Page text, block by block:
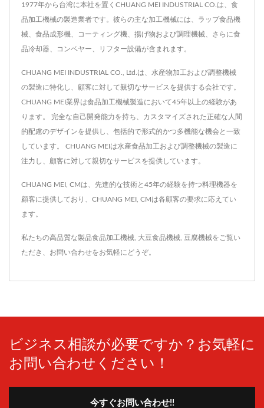
1977年から台湾に本社を置くCHUANG MEI INDUSTRIAL CO.は、食
品加工機械の製造業者です。彼らの主な加工機械には、ラップ食品機
械、食品成形機、コーティング機、揚げ物および調理機械、さらに食
品冷却器、コンベヤー、リフター設備が含まれます。
CHUANG MEI INDUSTRIAL CO., Ltd.は、水産物加工および調整機械
の製造に特化し、顧客に対して親切なサービスを提供する会社です。
CHUANG MEI業界は食品加工機械製造において45年以上の経験があ
ります。 完全な自己開発能力を持ち、カスタマイズされた正確な人間
的配慮のデザインを提供し、包括的で形式的かつ多機能な機会と一致
しています。 CHUANG MEIは水産食品加工および調整機械の製造に
注力し、顧客に対して親切なサービスを提供しています。
CHUANG MEI, CMは、先進的な技術と45年の経験を持つ料理機器を
顧客に提供しており、CHUANG MEI, CMは各顧客の要求に応えてい
ます。
私たちの高品質な製品食品加工機械 大豆食品機械 豆腐機械をご覧い
ただき、 お問い合わせをお気軽にどうぞ。
ビジネス相談が必要ですか？お気軽に
お問い合わせください！
今すぐお問い合わせ!!